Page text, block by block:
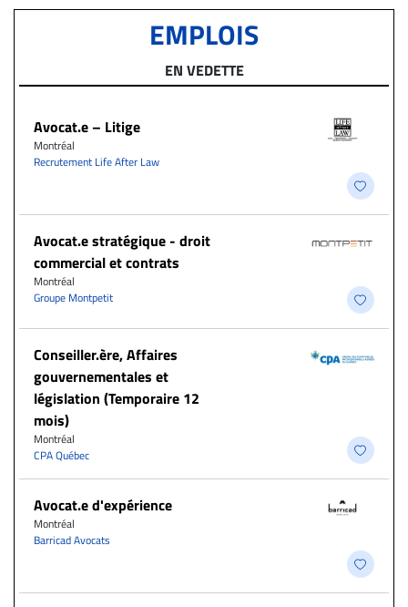
EMPLOIS
EN VEDETTE
Avocat.e – Litige
Montréal
Recrutement Life After Law
Avocat.e stratégique - droit
commercial et contrats
Montréal
Groupe Montpetit
Conseiller.ère, Affaires
gouvernementales et
législation (Temporaire 12
mois)
Montréal
CPA Québec
Avocat.e d'expérience
Montréal
Barricad Avocats